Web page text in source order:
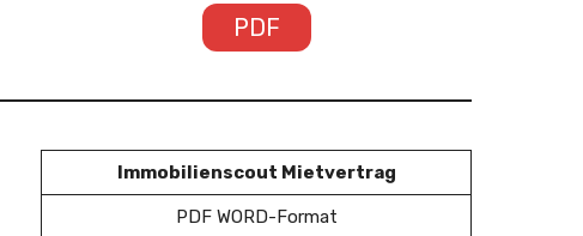
PDF
Immobilienscout Mietvertrag
PDF WORD-Format